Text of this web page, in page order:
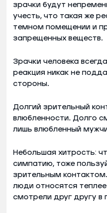
зрачки будут
учесть, что такая же
темном помещении и
запрещенных веществ.
Зрачки человека
реакция никак не
стороны.
Долгий зрительный
влюбленности. Долго
лишь влюбленный
Небольшая хитрость:
симпатию, тоже
зрительным
люди относятся
смотрели друг другу в